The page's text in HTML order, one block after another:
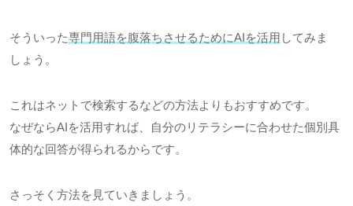
そういった専門用語を腹落ちさせるためにAIを活用 してみま
しょう。
これはネットで検索するなどの方法よりもおすすめです。
なぜならAIを活用すれば、自分のリテラシーに合わせた個別具
体的な回答が得られるからです。
さっそく方法を見ていきましょう。